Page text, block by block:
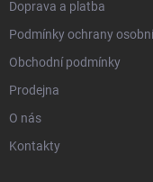
Doprava a platba
Podmínky ochrany
Obchodní podmínky
Prodejna
O nás
Kontakty